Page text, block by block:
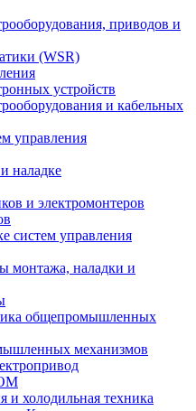
приводов и
(WSR)
устройств
и кабельных
управления
наладке
и электромонтеров
систем управления
монтажа, наладки и
общепромышленных
механизмов
и холодильная техника